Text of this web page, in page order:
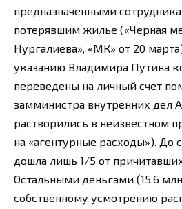
предназначенными
потерявшим жилье («Черная
Нургалиева», «МК» от 20
указанию Владимира Путина
переведены на личный счет
замминистра внутренних дел
растворились в неизвестном
на «агентурные расходы»). До
дошла лишь 1/5 от
Остальными деньгами (15,6
собственному усмотрению